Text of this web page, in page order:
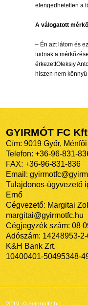
elengedhetetlen a
A válogatott
– Én azt látom és
tudnak a
érkezettOleksiy
hiszen nem
GYIRMÓT FC
Cím: 9019 Győr,
Telefon: +36-96-831-
FAX: +36-96-831-836
Email:
Tulajdonos-ügyvezető
Ernő
Cégvezető: Margitai
margitai@gyirmotfc.hu
Cégjegyzék szám: 08
Adószám: 14248953-
K&H Bank Zrt.
10400401-50495348-